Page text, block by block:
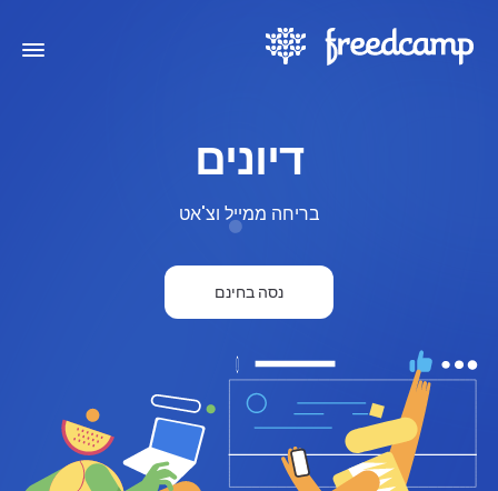
דיונים
בריחה ממייל וצ'אט
נסה בחינם